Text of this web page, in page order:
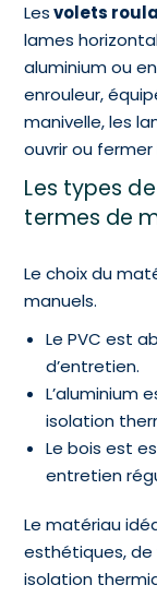
Lesvolets
lames
aluminium ou
enrouleur,
manivelle, les
ouvrir ou
Les types
termes de
Le choix du
manuels.
Le PVC est
d’entretien.
L’aluminium
isolation
Le bois est
entretien
Le matériau
esthétiques,
isolation